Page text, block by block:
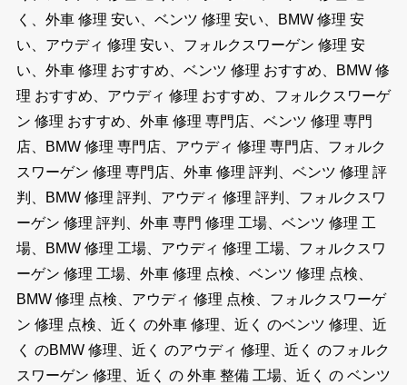
く、外車 修理 安い、ベンツ 修理 安い、BMW 修理 安
い、アウディ 修理 安い、フォルクスワーゲン 修理 安
い、外車 修理 おすすめ、ベンツ 修理 おすすめ、BMW 修
理 おすすめ、アウディ 修理 おすすめ、フォルクスワーゲ
ン 修理 おすすめ、外車 修理 専門店、ベンツ 修理 専門
店、BMW 修理 専門店、アウディ 修理 専門店、フォルク
スワーゲン 修理 専門店、外車 修理 評判、ベンツ 修理 評
判、BMW 修理 評判、アウディ 修理 評判、フォルクスワ
ーゲン 修理 評判、外車 専門 修理 工場、ベンツ 修理 工
場、BMW 修理 工場、アウディ 修理 工場、フォルクスワ
ーゲン 修理 工場、外車 修理 点検、ベンツ 修理 点検、
BMW 修理 点検、アウディ 修理 点検、フォルクスワーゲ
ン 修理 点検、近く の外車 修理、近く のベンツ 修理、近
く のBMW 修理、近く のアウディ 修理、近く のフォルク
スワーゲン 修理、近く の 外車 整備 工場、近く の ベンツ